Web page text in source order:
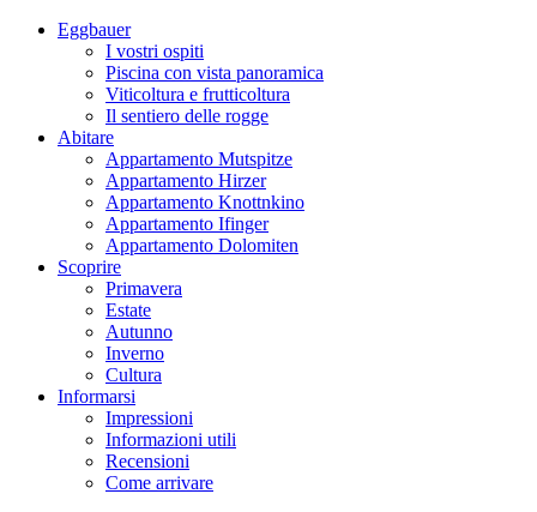
Eggbauer
I vostri ospiti
Piscina con vista panoramica
Viticoltura e frutticoltura
Il sentiero delle rogge
Abitare
Appartamento Mutspitze
Appartamento Hirzer
Appartamento Knottnkino
Appartamento Ifinger
Appartamento Dolomiten
Scoprire
Primavera
Estate
Autunno
Inverno
Cultura
Informarsi
Impressioni
Informazioni utili
Recensioni
Come arrivare